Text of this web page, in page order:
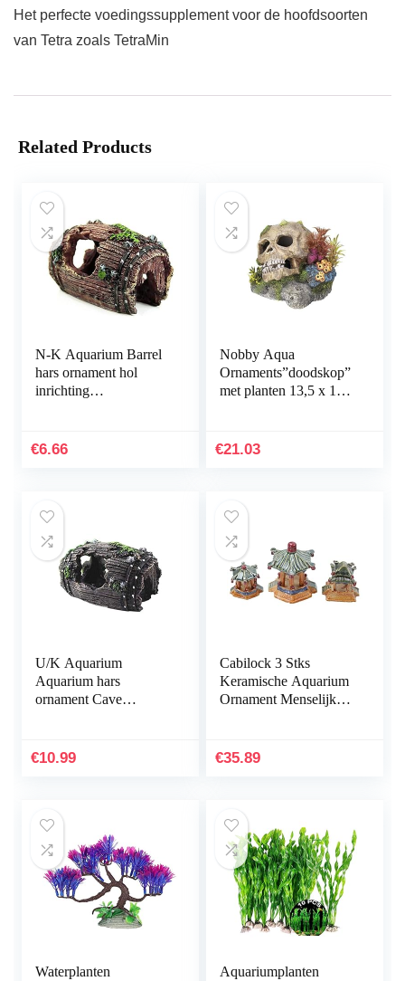
Het perfecte voedingssupplement voor de hoofdsoorten
van Tetra zoals TetraMin
Related Products
N-K Aquarium Barrel
hars ornament hol
inrichting
nuttig en praktisch
€6.66
Nobby Aqua
Ornaments”doodskop”
met planten 13,5 x 13,5
€21.03
U/K Aquarium
Aquarium hars
ornament Cave
decor zwart M
€10.99
Cabilock 3 Stks
Keramische Aquarium
Ornament Menselijk
Desktop Inrichting
€35.89
Waterplanten
Aquariumplanten